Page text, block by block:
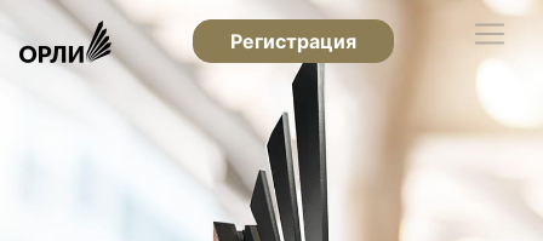
Регистрация